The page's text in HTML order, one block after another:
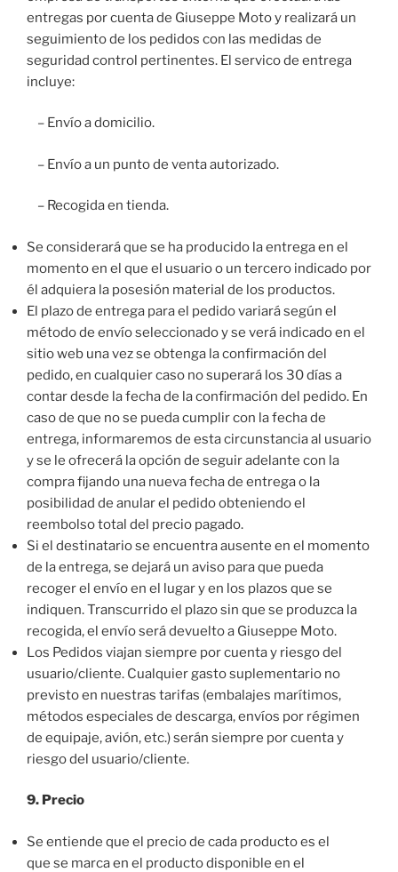
entregas por cuenta de Giuseppe Moto y realizará un
seguimiento de los pedidos con las medidas de
seguridad control pertinentes. El servico de entrega
incluye:
– Envío a domicilio.
– Envío a un punto de venta autorizado.
– Recogida en tienda.
Se considerará que se ha producido la entrega en el
momento en el que el usuario o un tercero indicado por
él adquiera la posesión material de los productos.
El plazo de entrega para el pedido variará según el
método de envío seleccionado y se verá indicado en el
sitio web una vez se obtenga la confirmación del
pedido, en cualquier caso no superará los 30 días a
contar desde la fecha de la confirmación del pedido. En
caso de que no se pueda cumplir con la fecha de
entrega, informaremos de esta circunstancia al usuario
y se le ofrecerá la opción de seguir adelante con la
compra fijando una nueva fecha de entrega o la
posibilidad de anular el pedido obteniendo el
reembolso total del precio pagado.
Si el destinatario se encuentra ausente en el momento
de la entrega, se dejará un aviso para que pueda
recoger el envío en el lugar y en los plazos que se
indiquen. Transcurrido el plazo sin que se produzca la
recogida, el envío será devuelto a Giuseppe Moto.
Los Pedidos viajan siempre por cuenta y riesgo del
usuario/cliente. Cualquier gasto suplementario no
previsto en nuestras tarifas (embalajes marítimos,
métodos especiales de descarga, envíos por régimen
de equipaje, avión, etc.) serán siempre por cuenta y
riesgo del usuario/cliente.
9. Precio
Se entiende que el precio de cada producto es el
que se marca en el producto disponible en el